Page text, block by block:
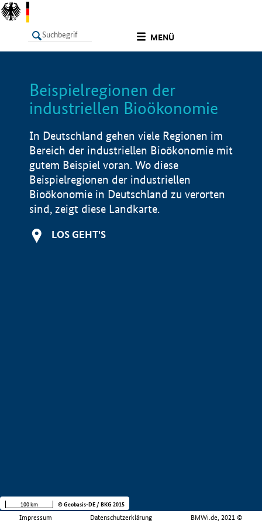
MENÜ
LISTE
Beispielregionen der
industriellen Bioökonomie
In Deutschland gehen viele Regionen im
Bereich der industriellen Bioökonomie mit
gutem Beispiel voran. Wo diese
Beispielregionen der industriellen
Bioökonomie in Deutschland zu verorten
sind, zeigt diese Landkarte.
LOS GEHT'S
Impressum Datenschutzerklärung BMWi.de, 2021 ©
100 km © Geobasis-DE / BKG 2015